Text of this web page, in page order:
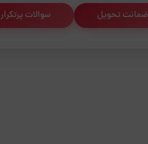
ضمانت تحویل سوالات پرتکرار